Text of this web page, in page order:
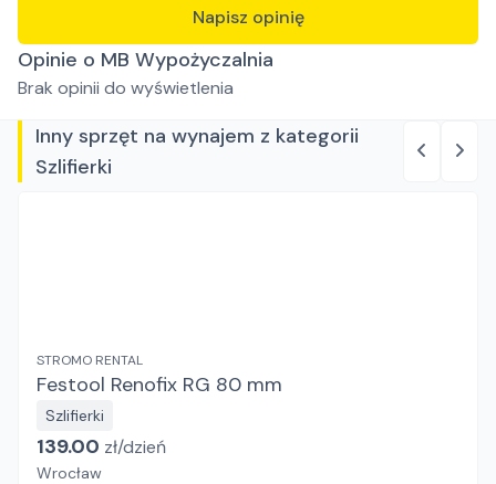
Napisz opinię
Opinie o MB Wypożyczalnia
Brak opinii do wyświetlenia
Inny sprzęt na wynajem z kategorii
Szlifierki
STROMO RENTAL
Festool Renofix RG 80 mm
Szlifierki
139.00 zł/dzień
Wrocław